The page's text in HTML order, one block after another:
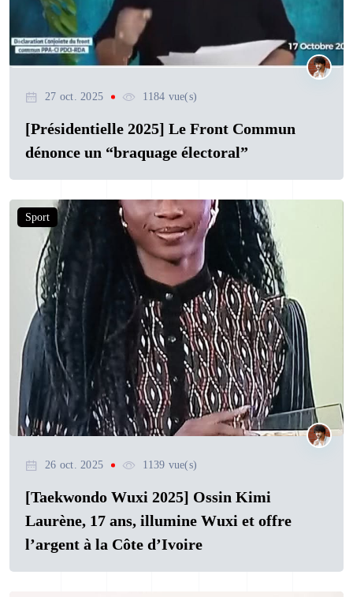
27 oct. 2025 1184 vue(s)
[Présidentielle 2025] Le Front Commun
dénonce un “braquage électoral”
Sport
26 oct. 2025 1139 vue(s)
[Taekwondo Wuxi 2025] Ossin Kimi
Laurène, 17 ans, illumine Wuxi et offre
l’argent à la Côte d’Ivoire